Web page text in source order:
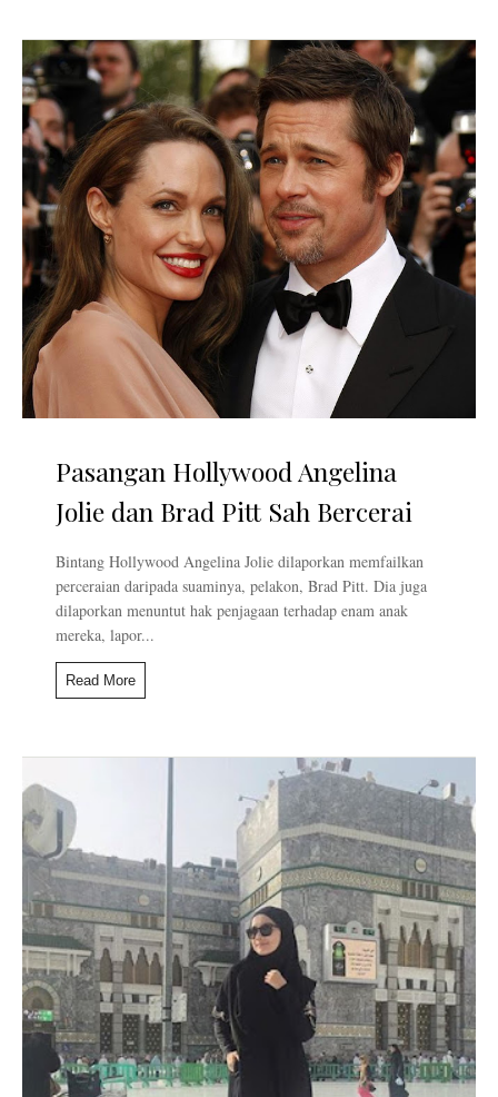
Pasangan Hollywood Angelina
Jolie dan Brad Pitt Sah Bercerai
Bintang Hollywood Angelina Jolie dilaporkan memfailkan
perceraian daripada suaminya, pelakon, Brad Pitt. Dia juga
dilaporkan menuntut hak penjagaan terhadap enam anak
mereka, lapor...
Read More